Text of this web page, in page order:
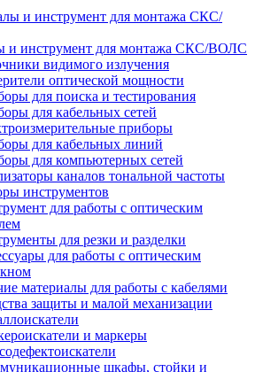
и инструмент для монтажа СКС/ВОЛС
видимого излучения
оптической мощности
для поиска и тестирования
для кабельных сетей
приборы
для кабельных линий
для компьютерных сетей
каналов тональной частоты
инструментов
для работы с оптическим
для резки и разделки
для работы с оптическим
материалы для работы с кабелями
защиты и малой механизации
и маркеры